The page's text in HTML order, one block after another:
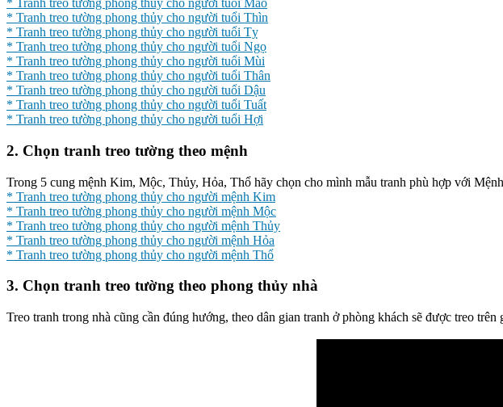
* Tranh treo tường phong thủy cho người tuổi Mão
* Tranh treo tường phong thủy cho người tuổi Thìn
* Tranh treo tường phong thủy cho người tuổi Tỵ
* Tranh treo tường phong thủy cho người tuổi Ngọ
* Tranh treo tường phong thủy cho người tuổi Mùi
* Tranh treo tường phong thủy cho người tuổi Thân
* Tranh treo tường phong thủy cho người tuổi Dậu
* Tranh treo tường phong thủy cho người tuổi Tuất
* Tranh treo tường phong thủy cho người tuổi Hợi
2. Chọn tranh treo tường theo mệnh
Trong 5 cung mệnh Kim, Mộc, Thủy, Hỏa, Thổ hãy chọn cho mình mẫu tranh phù hợp với
* Tranh treo tường phong thủy cho người mệnh Kim
* Tranh treo tường phong thủy cho người mệnh Mộc
* Tranh treo tường phong thủy cho người mệnh Thủy
* Tranh treo tường phong thủy cho người mệnh Hỏa
* Tranh treo tường phong thủy cho người mệnh Thổ
3. Chọn tranh treo tường theo phong thủy nhà
Treo tranh trong nhà cũng cần đúng hướng, theo dân gian tranh ở phòng khách sẽ được treo